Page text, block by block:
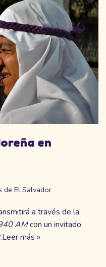
en
de El Salvador
a través de la
AMcon un invitado
.Leer más »